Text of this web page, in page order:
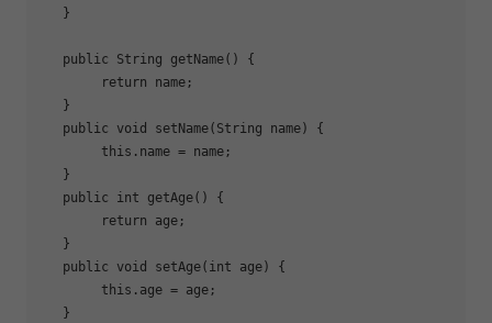
   }
   public String
getName() {
return name;
   }
   public void
set Name(String name) {
   }
   public int
getAge() {
return age;
   }
   public void
setAge(int age) {
   }